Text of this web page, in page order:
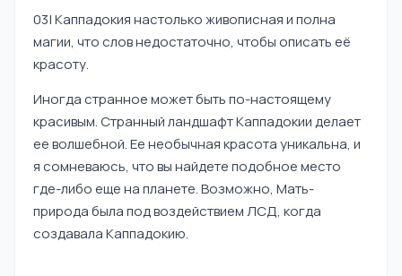
03| Каппадокия настолько живописная и полна
магии, что слов недостаточно, чтобы описать её
красоту.
Иногда странное может быть по-настоящему
красивым. Странный ландшафт Каппадокии делает
ее волшебной. Ее необычная красота уникальна, и
я сомневаюсь, что вы найдете подобное место
где-либо еще на планете. Возможно, Мать-
природа была под воздействием ЛСД, когда
создавала Каппадокию.